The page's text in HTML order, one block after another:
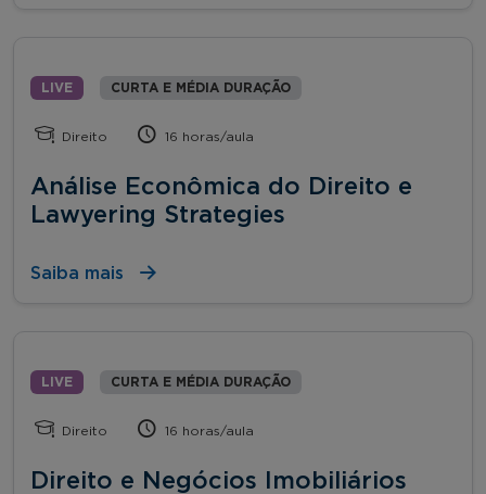
LIVE CURTA E MÉDIA DURAÇÃO
Direito 16 horas/aula
Análise Econômica do Direito e
Lawyering Strategies
Saiba mais
LIVE CURTA E MÉDIA DURAÇÃO
Direito 16 horas/aula
Direito e Negócios Imobiliários